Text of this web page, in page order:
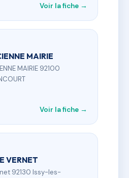
Voir la fiche →
MAIRIE
MAIRIE 92100
Voir la fiche →
VERNET
92130 Issy-les-